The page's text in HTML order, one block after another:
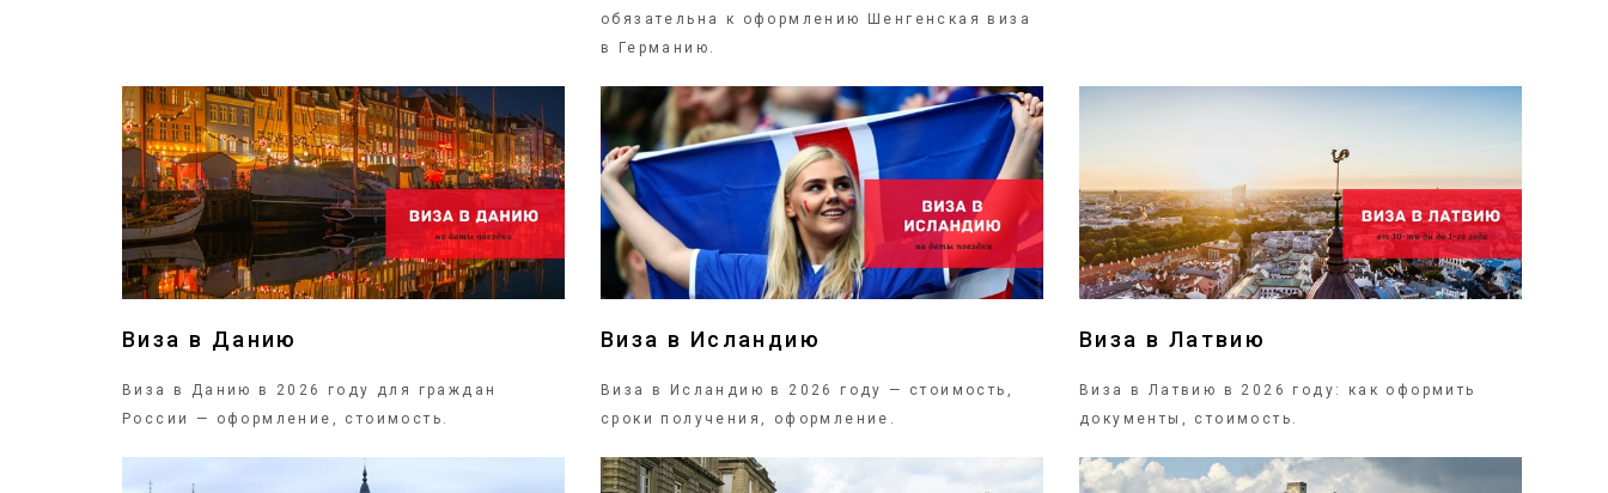
обязательна к оформлению Шенгенская виза
в Германию.
ПОДРОБНЕЕ
Виза в Данию
Виза в Данию в 2026 году для граждан
России — оформление, стоимость.
ПОДРОБНЕЕ
Виза в Исландию
Виза в Исландию в 2026 году — стоимость,
сроки получения, оформление.
ПОДРОБНЕЕ
Виза в Латвию
Виза в Латвию в 2026 году: как оформить
документы, стоимость.